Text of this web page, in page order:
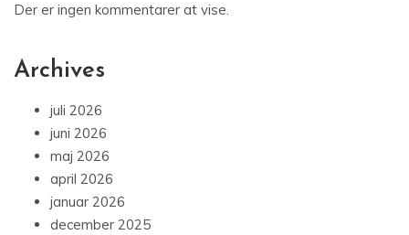
Der er ingen kommentarer at vise.
Archives
juli 2026
juni 2026
maj 2026
april 2026
januar 2026
december 2025